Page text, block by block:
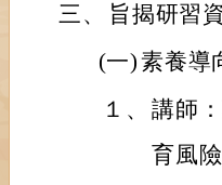
三、
旨揭研習
(一)素養導
１、 講師
育風